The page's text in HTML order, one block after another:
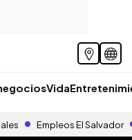
Vida
Empleos El Salvador